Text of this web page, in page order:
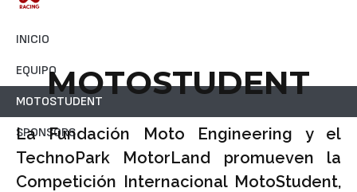
INICIO
EQUIPO
MOTOSTUDENT
SPONSORS
MOTOSTUDENT
La Fundación Moto Engineering y el
TechnoPark MotorLand promueven la
Competición Internacional MotoStudent,